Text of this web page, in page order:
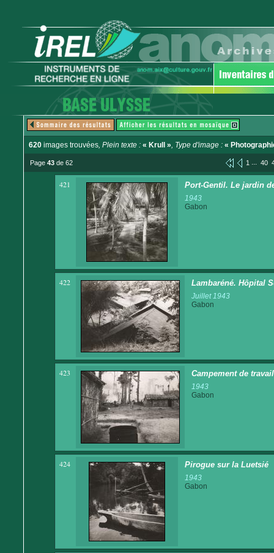
620 images trouvées, Plein texte : « Krull », Type d'image : «
Page 43 de 62 1 ... 40
421 Port-Gentil. Le jardin
1943
Gabon
422 Lambaréné. Hôpital
Juillet 1943
Gabon
423 Campement de
1943
Gabon
424 Pirogue sur la Luetsié
1943
Gabon